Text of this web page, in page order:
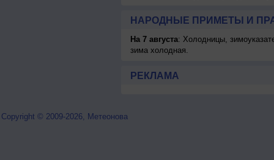
НАРОДНЫЕ ПРИМЕТЫ И
На 7 августа: Холодницы,
зима холодная.
РЕКЛАМА
Copyright © 2009-2026, Метеонова